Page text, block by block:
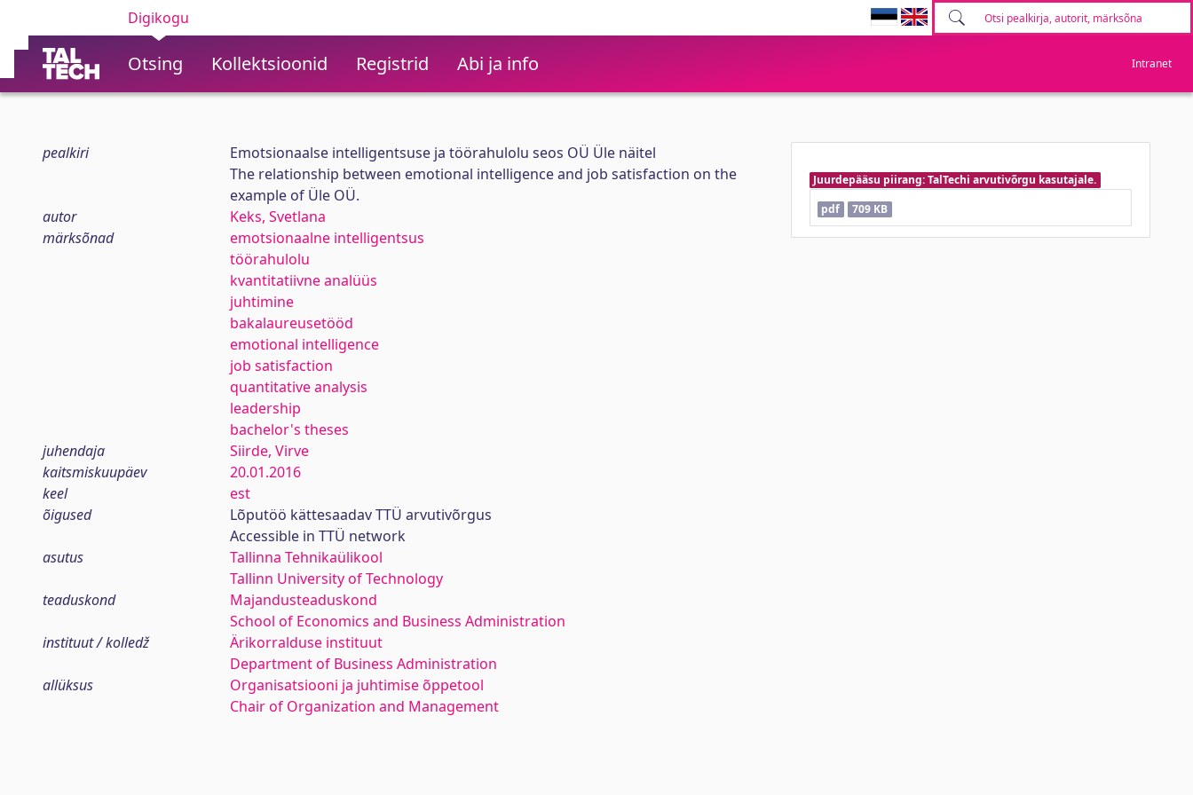
Digikogu
Otsing Kollektsioonid Registrid Abi ja info Intranet
pealkiri
Emotsionaalse intelligentsuse ja töörahulolu seos OÜ Üle näitel
The relationship between emotional intelligence and job satisfaction on the
example of Üle OÜ.
autor
Keks, Svetlana
märksõnad
emotsionaalne intelligentsus
töörahulolu
kvantitatiivne analüüs
juhtimine
bakalaureusetööd
emotional intelligence
job satisfaction
quantitative analysis
leadership
bachelor's theses
juhendaja
Siirde, Virve
kaitsmiskuupäev
20.01.2016
keel
est
õigused
Lõputöö kättesaadav TTÜ arvutivõrgus
Accessible in TTÜ network
asutus
Tallinna Tehnikaülikool
Tallinn University of Technology
teaduskond
Majandusteaduskond
School of Economics and Business Administration
instituut / kolledž
Ärikorralduse instituut
Department of Business Administration
allüksus
Organisatsiooni ja juhtimise õppetool
Chair of Organization and Management
Juurdepääsu piirang: TalTechi arvutivõrgu kasutajale.
pdf
709 KB